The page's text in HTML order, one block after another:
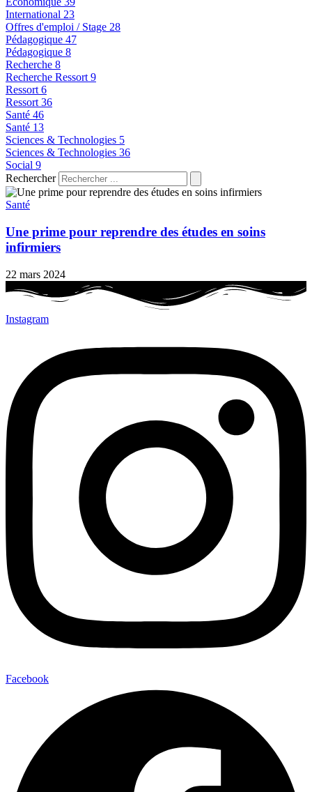
International 23
Offres d'emploi / Stage 28
Pédagogique 47
Pédagogique 8
Recherche 8
Recherche Ressort 9
Ressort 6
Ressort 36
Santé 46
Santé 13
Sciences & Technologies 5
Sciences & Technologies 36
Social 9
Rechercher
Santé
Une prime pour reprendre des études en soins
infirmiers
22 mars 2024
Instagram
Facebook